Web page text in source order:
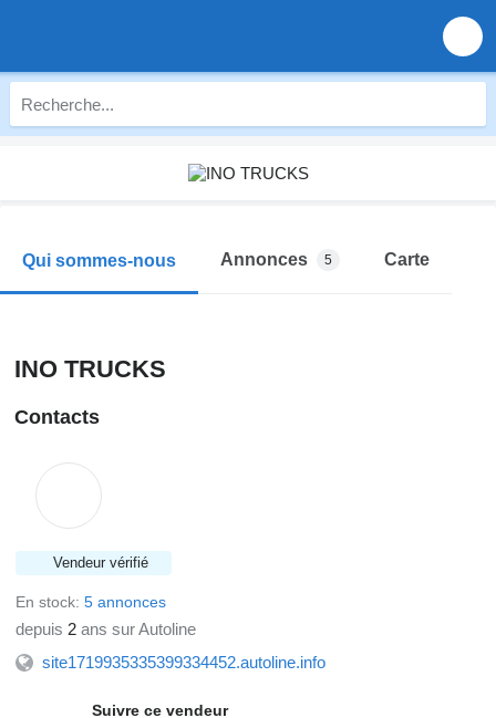
Qui sommes-nous Annonces 5 Carte
INO TRUCKS
Contacts
Vendeur vérifié
En stock: 5 annonces
depuis 2 ans sur Autoline
site1719935335399334452.autoline.info
Suivre ce vendeur